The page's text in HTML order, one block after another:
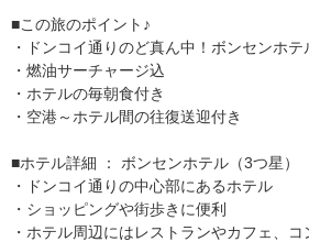
■この旅のポイント♪
・ドンコイ通りのど真ん中！ボンセンホテ
・燃油サーチャージ込
・ホテルの毎朝食付き
・空港～ホテル間の往復送迎付き
■ホテル詳細 ： ボンセンホテル（3つ星）
・ドンコイ通りの中心部にあるホテル
・ショッピングや街歩きに便利
・ホテル周辺にはレストランやカフェ、